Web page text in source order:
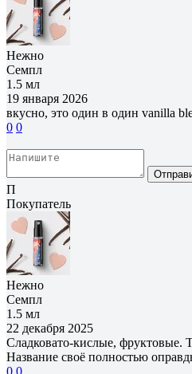
Нежно
Семпл
1.5 мл
19 января 2026
вкусно, это один в один vanilla
0 0
П
Покупатель
Нежно
Семпл
1.5 мл
22 декабря 2025
Сладковато-кислые, фруктовые.
Название своё полностью
0 0